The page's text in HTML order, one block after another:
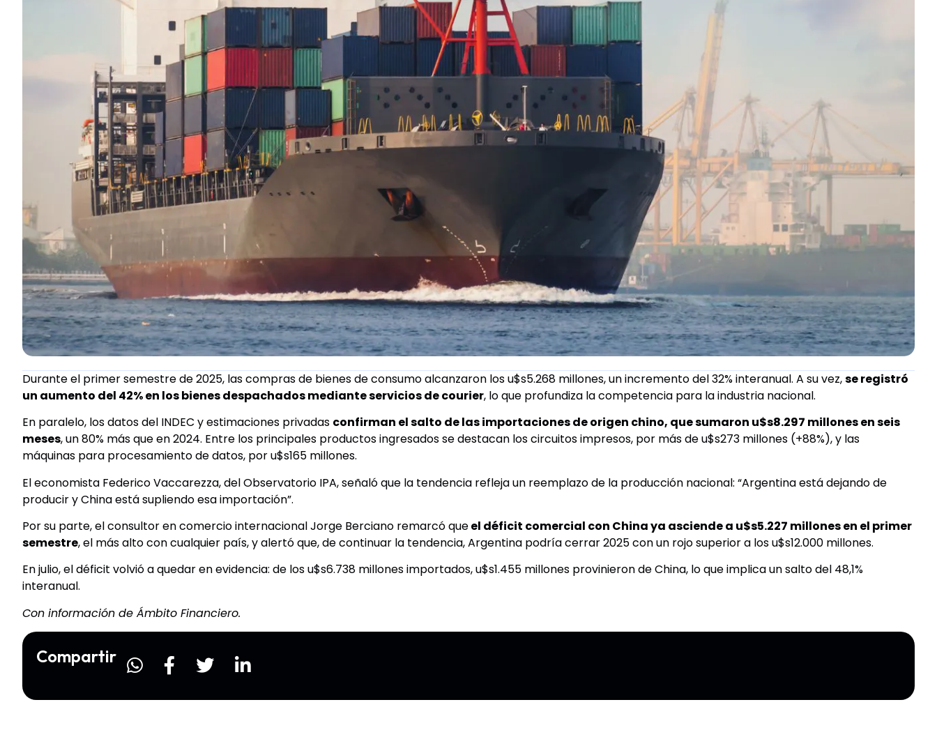
Durante el primer semestre de 2025, las compras de bienes de consumo alcanzaron los u$s5.268 millones, un incremento del 32% interanual. A su vez,se registró
un aumento del 42% en los bienes despachados mediante servicios de courier, lo que profundiza la competencia para la industria nacional.
En paralelo, los datos del INDEC y estimaciones privadas confirman el salto de las importaciones de origen chino, que sumaron u$s8.297 millones en seis
meses, un 80% más que en 2024. Entre los principales productos ingresados se destacan los circuitos impresos, por más de u$s273 millones (+88%), y las
máquinas para procesamiento de datos, por u$s165 millones.
El economista Federico Vaccarezza, del Observatorio IPA, señaló que la tendencia refleja un reemplazo de la producción nacional: “Argentina está dejando de
producir y China está supliendo esa importación”.
Por su parte, el consultor en comercio internacional Jorge Berciano remarcó queel déficit comercial con China ya asciende a u$s5.227 millones en el primer
semestre, el más alto con cualquier país, y alertó que, de continuar la tendencia, Argentina podría cerrar 2025 con un rojo superior a los u$s12.000 millones.
En julio, el déficit volvió a quedar en evidencia: de los u$s6.738 millones importados, u$s1.455 millones provinieron de China, lo que implica un salto del 48,1%
interanual.
Con información de Ámbito Financiero.
Compartir